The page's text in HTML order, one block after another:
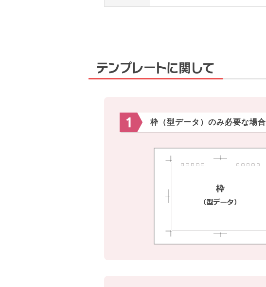
テンプレートに関して
枠（型データ）のみ必要な場合